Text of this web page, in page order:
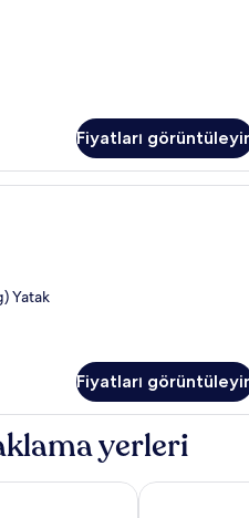
Fiyatları
Güneşlik/perde, ütü/ütü
Yatak
Fiyatları
yerleri
& Spa - Adults Only
Antigua